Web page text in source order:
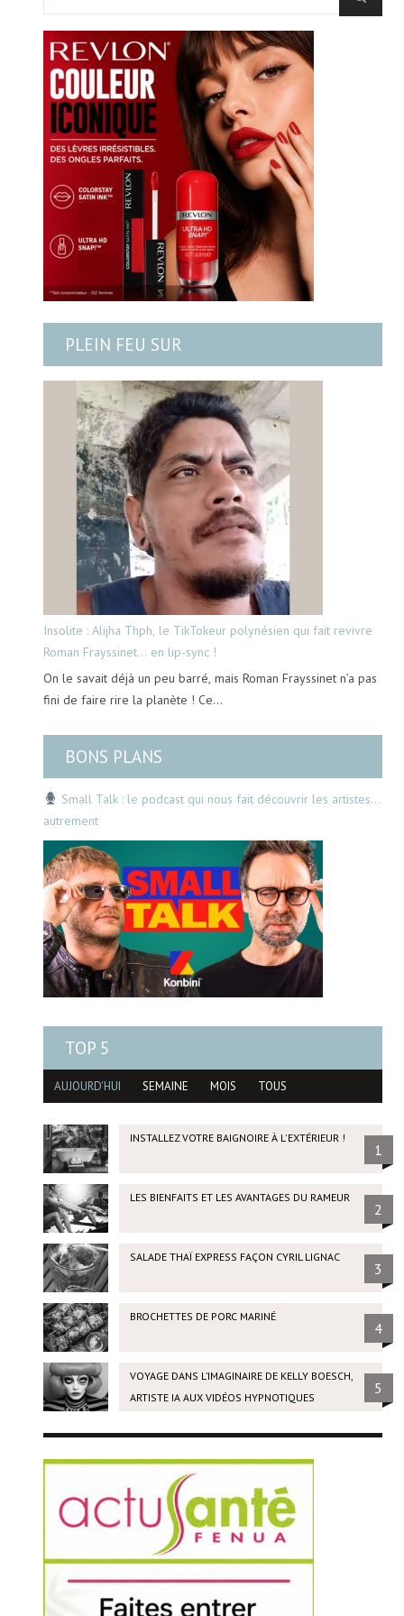
PLEIN FEU SUR
Insolite : Alijha Thph, le TikTokeur polynésien qui fait revivre
Roman Frayssinet… en lip-sync !
On le savait déjà un peu barré, mais Roman Frayssinet n’a pas
fini de faire rire la planète ! Ce…
BONS PLANS
Small Talk : le podcast qui nous fait découvrir les artistes…
autrement
TOP 5
AUJOURD'HUI SEMAINE MOIS TOUS
INSTALLEZ VOTRE BAIGNOIRE À L'EXTÉRIEUR !
1
LES BIENFAITS ET LES AVANTAGES DU RAMEUR
2
SALADE THAÏ EXPRESS FAÇON CYRIL LIGNAC
3
BROCHETTES DE PORC MARINÉ
4
VOYAGE DANS L’IMAGINAIRE DE KELLY BOESCH,
ARTISTE IA AUX VIDÉOS HYPNOTIQUES
5